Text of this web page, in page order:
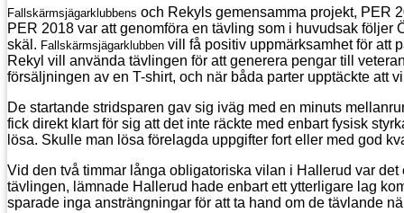
Fallskärmsjägarklubbens och Rekyls gemensamma projekt, PER
PER 2018 var att genomföra en tävling som i huvudsak
skäl. Fallskärmsjägarklubben vill få positiv uppmärksamhet för att
Rekyl vill använda tävlingen för att generera pengar till
försäljningen av en T-shirt, och när båda parter upptäckte att
De startande stridsparen gav sig iväg med en minuts
fick direkt klart för sig att det inte räckte med enbart fysisk
lösa. Skulle man lösa förelagda uppgifter fort eller med god
Vid den två timmar långa obligatoriska vilan i Hallerud var
tävlingen, lämnade Hallerud hade enbart ett ytterligare lag
sparade inga ansträngningar för att ta hand om de tävlande